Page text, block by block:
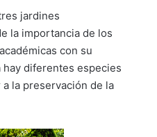
jardines
la importancia de los
con su
hay diferentes especies
la preservación de la